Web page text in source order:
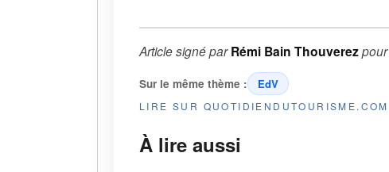
Article signé parRémi Bain Thouverezpour
Sur le même thème : EdV
LIRE SUR QUOTIDIENDUTOURISME.COM
À lire aussi